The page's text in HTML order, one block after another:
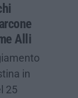
Alli
in
25